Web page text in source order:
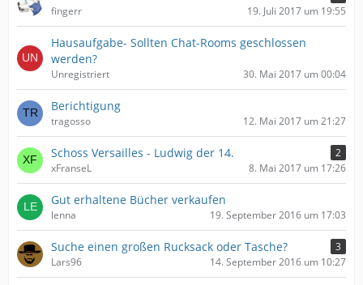
fingerr
19. Juli 2017 um 19:55
Hausaufgabe- Sollten Chat-Rooms geschlossen
werden?
Unregistriert 30. Mai 2017 um 00:04
Berichtigung
tragosso 12. Mai 2017 um 21:27
Schoss Versailles - Ludwig der 14.
2
xFranseL
8. Mai 2017 um 17:26
Gut erhaltene Bücher verkaufen
lenna 19. September 2016 um 17:03
Suche einen großen Rucksack oder Tasche?
3
Lars96
14. September 2016 um 10:27